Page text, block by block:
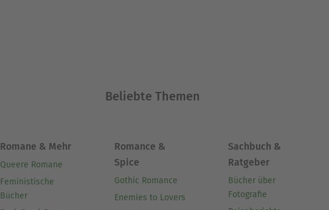
Beliebte Themen
Romane & Mehr
Queere Romane
Feministische
Bücher
Romance &
Spice
Gothic Romance
Enemies to Lovers
Sachbuch &
Ratgeber
Bücher über
Fotografie